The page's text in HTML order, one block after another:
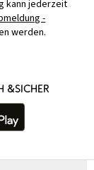
kann jederzeit
-
werden.
&SICHER